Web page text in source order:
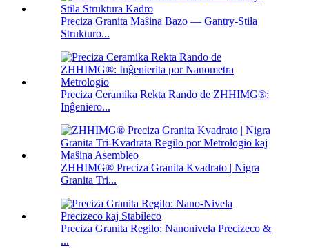
Preciza Granita Maŝina Bazo — Gantry-Stila
Strukturo...
Preciza Ceramika Rekta Rando de ZHHIMG®:
Inĝeniero...
ZHHIMG® Preciza Granita Kvadrato | Nigra
Granita Tri...
Preciza Granita Regilo: Nanonivela Precizeco &
...